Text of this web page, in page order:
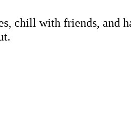
chill with friends, and